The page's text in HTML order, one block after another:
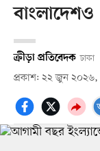
বাংলাদেশও
ক্রীড়া প্রতিবেদক ঢাকা
প্রকাশ: ২২ জুন